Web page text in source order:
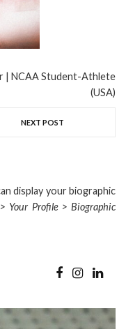
| NCAA Student-Athlete
(USA)
NEXT POST
display your biographic
Your Profile > Biographic